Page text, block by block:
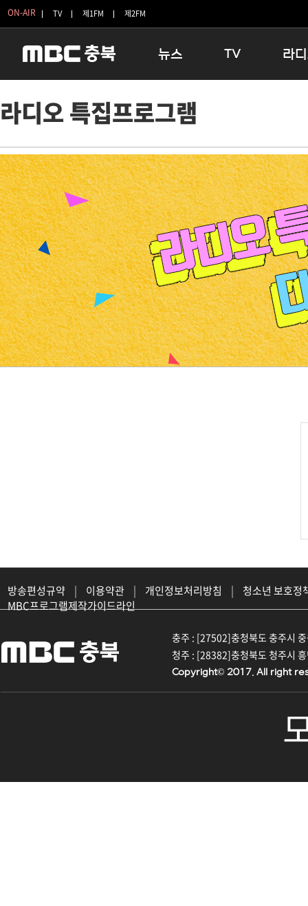
ON-AIR TV 제1FM 제2FM
뉴스
충청북도 교육청
괴산
단양
보은
영동
옥천
음성
제천
증평
진천
TV
충북 시사토론 창
전국시대
시청자 FLEX
특집프로그램
TV 속 정보
종영프로그램
라
우리 고
라디오특
라디오 특집프로그램
방송편성규약 | 이용약관 | 개인정보처리방침 |
청소년 보호정
MBC프로그램제작가이드라인
충주 : [27502]충청북도 충주시
청주 : [28382]충청북도 청주시
Copyright© 2017. All right